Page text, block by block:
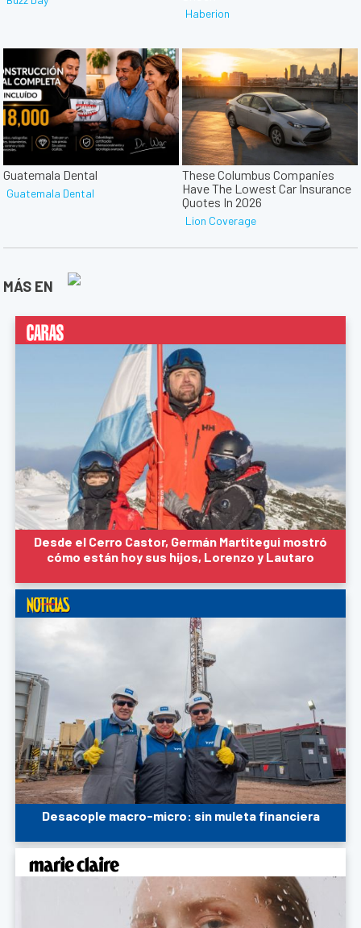
MÁS EN
Desde el Cerro Castor, Germán Martitegui mostró
cómo están hoy sus hijos, Lorenzo y Lautaro
Desacople macro-micro: sin muleta financiera